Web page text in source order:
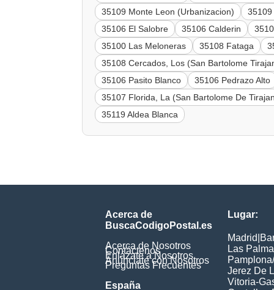
35109 Monte Leon (Urbanizacion)
35106 El Salobre
35106 Calderin
35100 Las Meloneras
35108 Fataga
35108 Cercados, Los (San Bartolome
35106 Pasito Blanco
35106 Pedrazo Alto
35107 Florida, La (San Bartolome De
35119 Aldea Blanca
Acerca de
BuscaCodigoPostal.es
Acerca de Nosotros
Contáctenos
Enlázate a Nosotros
Anúnciate con Nosotros
Preguntas Frecuentes
España
Lugar:
Madrid
Las
Jerez De
Vitoria-